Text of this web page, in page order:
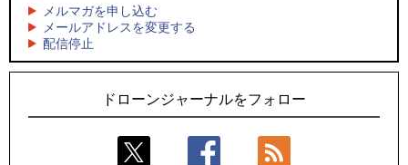
スタ2026」10/3、4開催
飛んだドローン、飛ばなかったドローン
キリンビールがライブ中継と連動した支援企画
ロボデックス、2時間超の飛行を目指す新型水素燃料電池ドロ
ーンを公開
メルマガを申し込む
メールアドレスを変更する
配信停止
ドローンジャーナルをフォロー